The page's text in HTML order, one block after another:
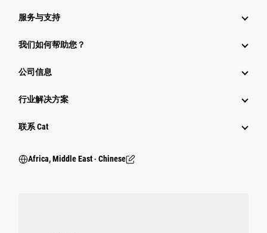
服务与支持
我们如何帮助您？
公司信息
行业解决方案
行业
联系 Cat
Africa, Middle East ‧ Chinese